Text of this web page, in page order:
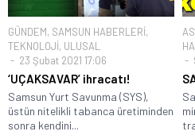
GÜNDEM, SAMSUN HABERLERİ,
TEKNOLOJİ, ULUSAL
23 Şubat 2021 17:06
‘UÇAKSAVAR’ ihracatı!
Samsun Yurt Savunma (SYS),
üstün nitelikli tabanca üretiminden
sonra kendini...